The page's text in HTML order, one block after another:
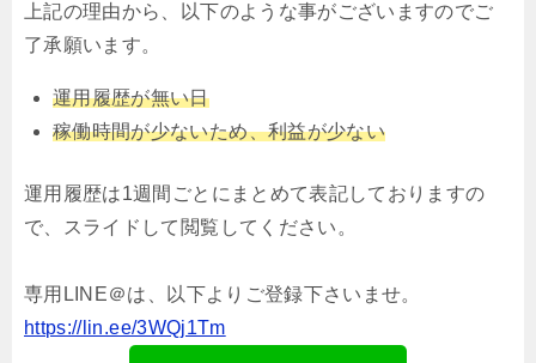
上記の理由から、以下のような事がございますのでご
了承願います。
運用履歴が無い日
稼働時間が少ないため、利益が少ない
運用履歴は1週間ごとにまとめて表記しておりますの
で、スライドして閲覧してください。
専用LINE＠は、以下よりご登録下さいませ。
https://lin.ee/3WQj1Tm